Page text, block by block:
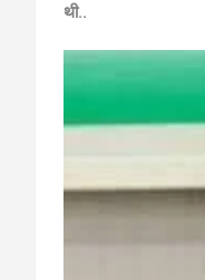
थी..